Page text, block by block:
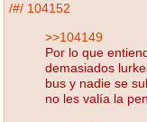
/#/ 104152
>>104149
Por lo que
demasiados
bus y nadie se
no les valía la